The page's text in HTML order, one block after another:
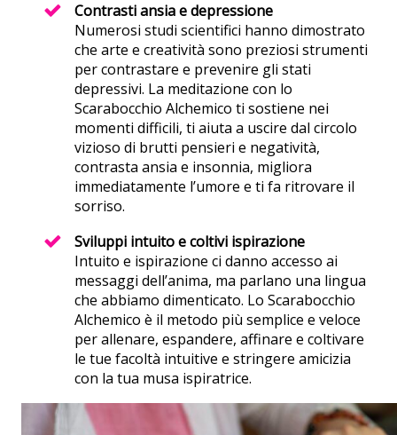
Contrasti ansia e depressione
Numerosi studi scientifici hanno dimostrato
che arte e creatività sono preziosi strumenti
per contrastare e prevenire gli stati
depressivi. La meditazione con lo
Scarabocchio Alchemico ti sostiene nei
momenti difficili, ti aiuta a uscire dal circolo
vizioso di brutti pensieri e negatività,
contrasta ansia e insonnia, migliora
immediatamente l’umore e ti fa ritrovare il
sorriso.
Sviluppi intuito e coltivi ispirazione
Intuito e ispirazione ci danno accesso ai
messaggi dell’anima, ma parlano una lingua
che abbiamo dimenticato. Lo Scarabocchio
Alchemico è il metodo più semplice e veloce
per allenare, espandere, affinare e coltivare
le tue facoltà intuitive e stringere amicizia
con la tua musa ispiratrice.